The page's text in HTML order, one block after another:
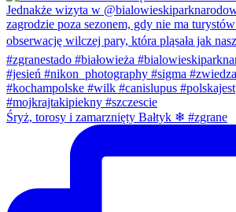
Śryż, torosy i zamarznięty Bałtyk ❄ #zgrane